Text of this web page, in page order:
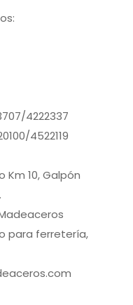
4222337
4522119
10, Galpón
para ferretería,